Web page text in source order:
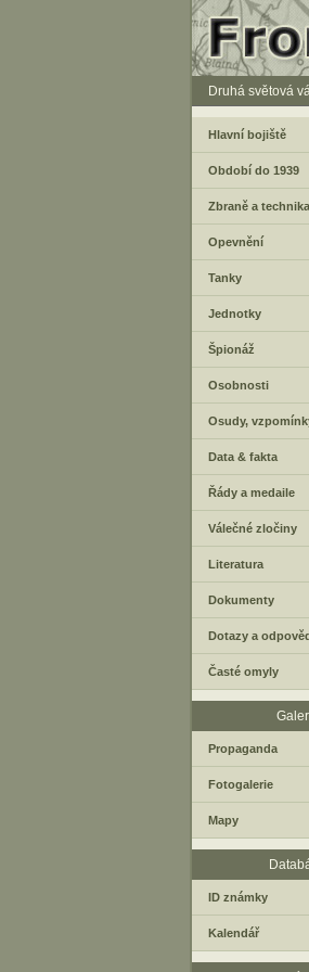
Druhá světová
Hlavní bojiště
Období do 1939
Zbraně a technika
Opevnění
Tanky
Jednotky
Špionáž
Osobnosti
Osudy,
Data & fakta
Řády a medaile
Válečné zločiny
Literatura
Dokumenty
Dotazy a
Časté omyly
Propaganda
Fotogalerie
Mapy
ID známky
Kalendář